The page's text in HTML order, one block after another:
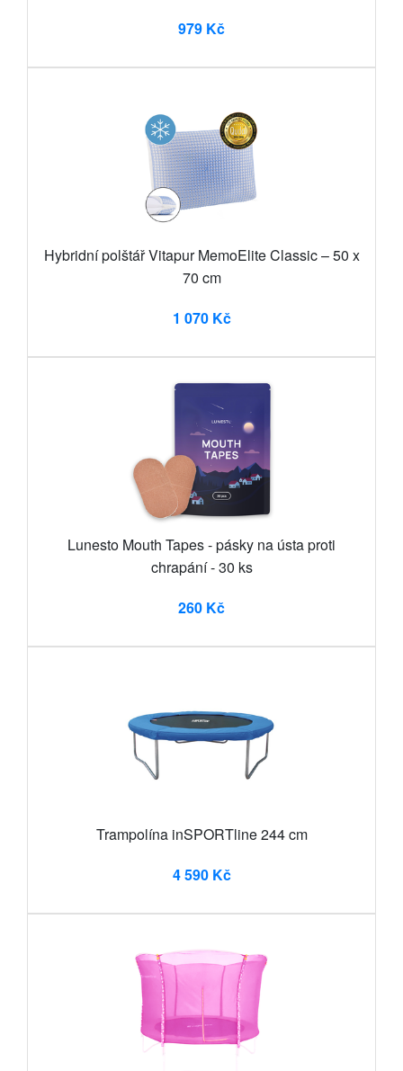
979 Kč
Hybridní polštář Vitapur MemoElite Classic – 50 x
70 cm
1 070 Kč
Lunesto Mouth Tapes - pásky na ústa proti
chrapání - 30 ks
260 Kč
Trampolína inSPORTline 244 cm
4 590 Kč